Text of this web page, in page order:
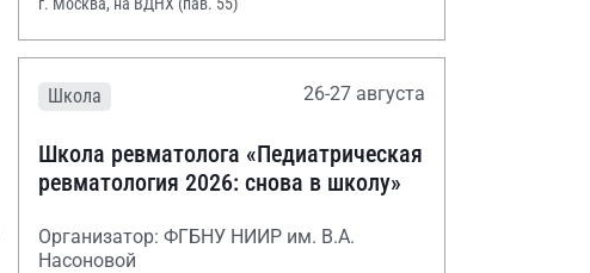
Школа 26-27 августа
Школа ревматолога «Педиатрическая
ревматология 2026: снова в школу»
Организатор: ФГБНУ НИИР им. В.А.
Насоновой